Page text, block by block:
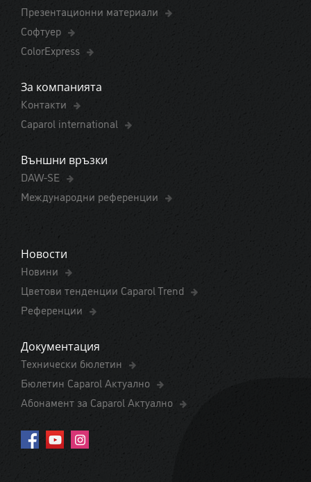
Презентационни материали
Софтуер
ColorExpress
За компанията
Контакти
Caparol international
Външни връзки
DAW-SE
Международни референции
Новости
Новини
Цветови тенденции Caparol Trend
Референции
Документация
Технически бюлетин
Бюлетин Caparol Актуално
Абонамент за Caparol Актуално